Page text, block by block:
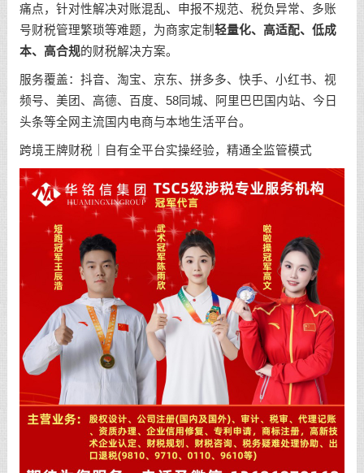
痛点，针对性解决对账混乱、申报不规范、税负异常、多账
号财税管理繁琐等难题，为商家定制 轻量化、高适配、低成
本、高合规的财税解决方案。
服务覆盖：抖音、淘宝、京东、拼多多、快手、小红书、视
频号、美团、高德、百度、58同城、阿里巴巴国内站、今日
头条等全网主流国内电商与本地生活平台。
跨境王牌财税｜自有全平台实操经验，精通全监管模式